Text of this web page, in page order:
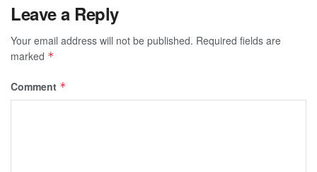
Leave a Reply
Your email address will not be published. Required fields are
marked *
Comment *